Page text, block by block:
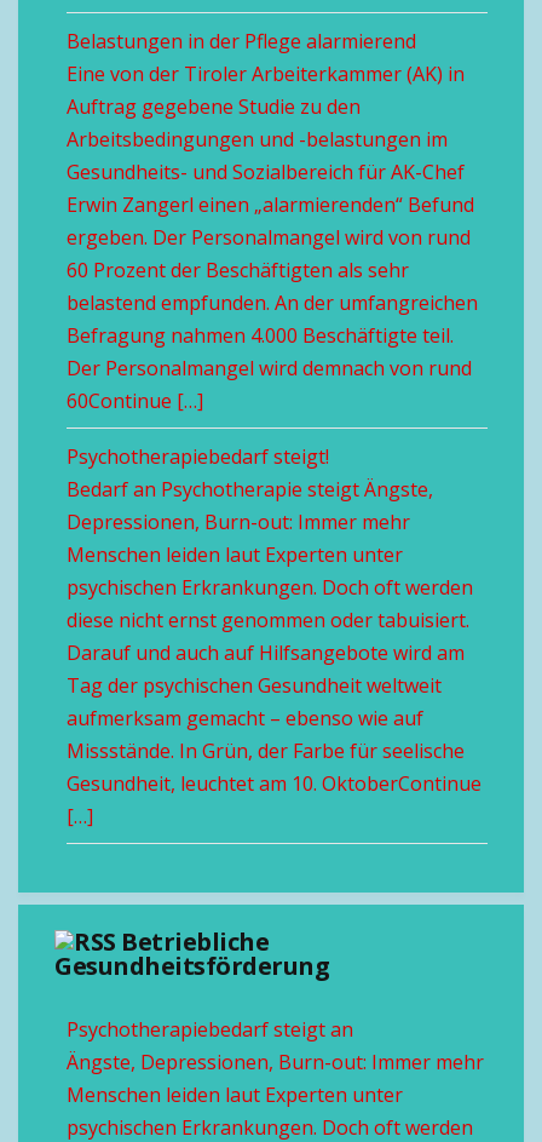
Belastungen in der Pflege alarmierend
Eine von der Tiroler Arbeiterkammer (AK) in
Auftrag gegebene Studie zu den
Arbeitsbedingungen und -belastungen im
Gesundheits- und Sozialbereich für AK-Chef
Erwin Zangerl einen „alarmierenden“ Befund
ergeben. Der Personalmangel wird von rund
60 Prozent der Beschäftigten als sehr
belastend empfunden. An der umfangreichen
Befragung nahmen 4.000 Beschäftigte teil.
Der Personalmangel wird demnach von rund
60Continue […]
Psychotherapiebedarf steigt!
Bedarf an Psychotherapie steigt Ängste,
Depressionen, Burn-out: Immer mehr
Menschen leiden laut Experten unter
psychischen Erkrankungen. Doch oft werden
diese nicht ernst genommen oder tabuisiert.
Darauf und auch auf Hilfsangebote wird am
Tag der psychischen Gesundheit weltweit
aufmerksam gemacht – ebenso wie auf
Missstände. In Grün, der Farbe für seelische
Gesundheit, leuchtet am 10. OktoberContinue
[…]
Betriebliche
Gesundheitsförderung
Psychotherapiebedarf steigt an
Ängste, Depressionen, Burn-out: Immer mehr
Menschen leiden laut Experten unter
psychischen Erkrankungen. Doch oft werden